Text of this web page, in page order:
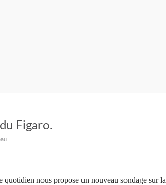
Figaro.
nous propose un nouveau sondage sur la